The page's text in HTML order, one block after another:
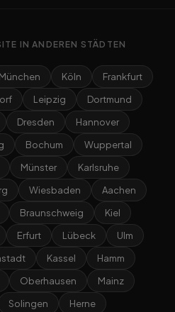
IN ANDEREN STÄDTEN
München Köln
Frankfurt
Leipzig
Dortmund
Dresden
Hannover
Bochum
Wuppertal
Münster
Karlsruhe
Wiesbaden
Aachen
Braunschweig
Kiel
Erfurt Lübeck
Ulm
Kassel
Hamm
Oberhausen
Mainz
Solingen Herne